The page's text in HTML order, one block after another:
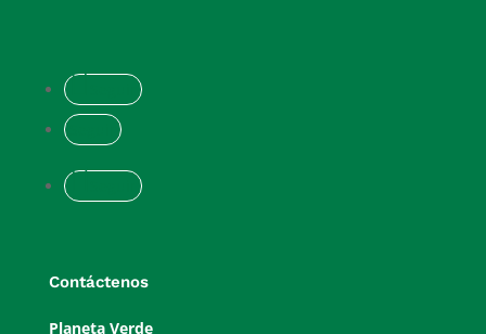
Contáctenos
Planeta Verde